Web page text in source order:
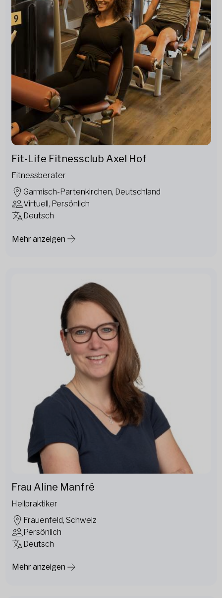
Fit-Life Fitnessclub Axel Hof
Fitnessberater
Garmisch-Partenkirchen, Deutschland
Virtuell, Persönlich
Deutsch
Mehr anzeigen
Frau Aline Manfré
Heilpraktiker
Frauenfeld, Schweiz
Persönlich
Deutsch
Mehr anzeigen